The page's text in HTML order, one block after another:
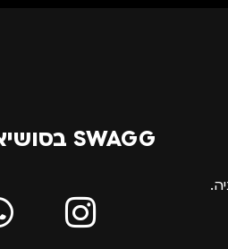
SWAGG בסושיאל